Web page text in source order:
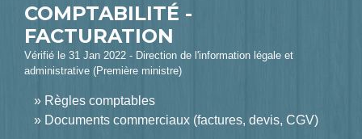
COMPTABILITÉ -
FACTURATION
Vérifié le 31 Jan 2022 - Direction de l'information légale et
administrative (Première ministre)
Règles comptables
Documents commerciaux (factures, devis, CGV)